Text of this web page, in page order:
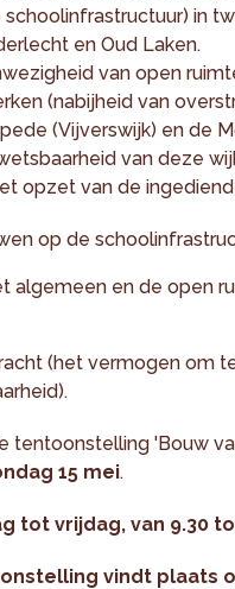
in
en Oud Laken.
van open
(nabijheid van
(Vijverswijk) en de
van deze
opzet van de
op de
algemeen en de open
(het vermogen om
tentoonstelling 'Bouw
15 mei.
tot vrijdag, van 9.30
vindt plaats